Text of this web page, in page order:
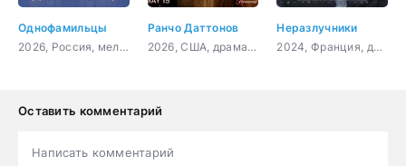
Однофамильцы
2026, Россия, мелодрама
Ранчо Даттонов
2026, США, драма, вестерн
Неразлучники
2024, Франция, драма
Оставить комментарий
Написать комментарий